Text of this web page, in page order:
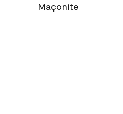
Maçonite